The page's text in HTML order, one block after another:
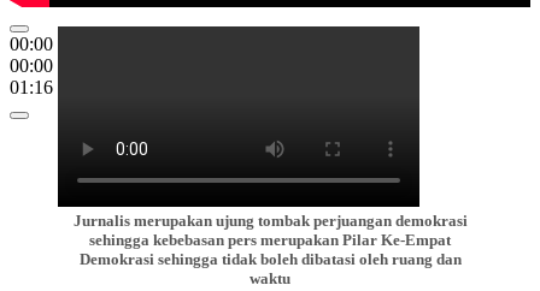
00:00
00:00
01:16
Jurnalis merupakan ujung tombak perjuangan demokrasi
sehingga kebebasan pers merupakan Pilar Ke-Empat
Demokrasi sehingga tidak boleh dibatasi oleh ruang dan
waktu